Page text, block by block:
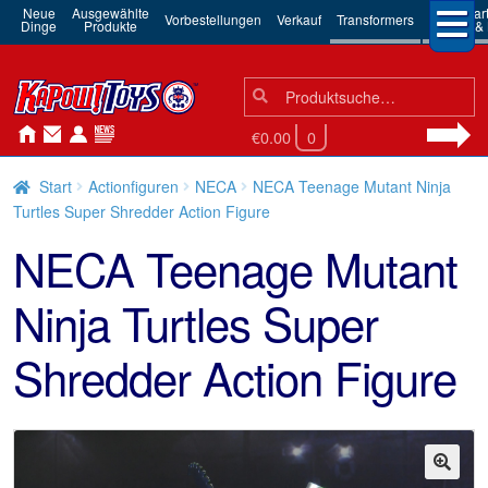
Neue
Dinge
Ausgewählte
Produkte Vorbestellungen Verkauf Transformers 3rd
Robots
Suchen
nach:
Suche
€0.00 0
Start Actionfiguren NECA
NECA Teenage Mutant Ninja
Turtles Super Shredder Action Figure
NECA Teenage Mutant
Ninja Turtles Super
Shredder Action Figure